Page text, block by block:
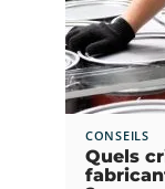
CONSEILS
Quels